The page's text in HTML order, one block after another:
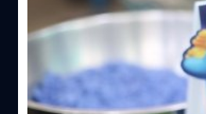
สแกนใบหน้ายืนยันตัวตน
ธนาคารกรุงไทย เตรียมนำเทคโ
ยืนยันตัวตน เมื่อลูกค้าทำธุรกรรม
ผ่านแอปพลิเคชัน Krungthai